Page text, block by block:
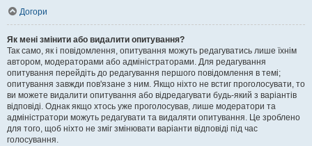
Догори
Як мені змінити або видалити опитування?
Так само, як і повідомлення, опитування можуть редагуватись лише їхнім
автором, модераторами або адміністраторами. Для редагування
опитування перейдіть до редагування першого повідомлення в темі;
опитування завжди пов'язане з ним. Якщо ніхто не встиг проголосувати, то
ви можете видалити опитування або відредагувати будь-який з варіантів
відповіді. Однак якщо хтось уже проголосував, лише модератори та
адміністратори можуть редагувати та видаляти опитування. Це зроблено
для того, щоб ніхто не зміг змінювати варіанти відповіді під час
голосування.